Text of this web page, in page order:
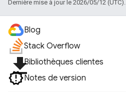
Dernière mise à jour le 2026/05/12 (UTC).
Blog
Stack Overflow
file_downloadBibliothèques clientes
Notes de version